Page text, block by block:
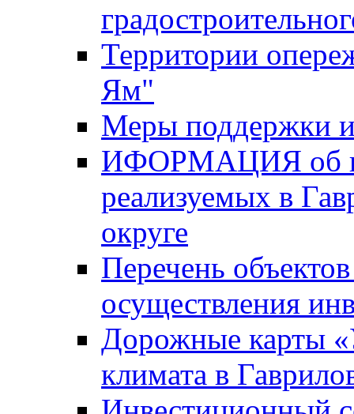
Территории
Ям"
Меры поддержки
ИФОРМАЦИЯ об
реализуемых в
округе
Перечень
осуществления
Дорожные карты
климата в